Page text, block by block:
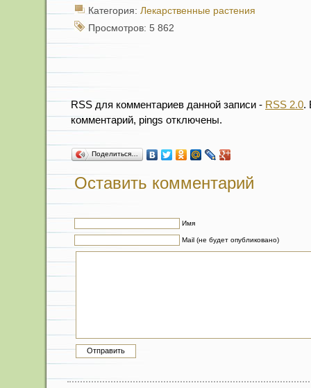
Категория: Лекарственные растения
Просмотров: 5 862
RSS для комментариев данной записи - RSS 2.0.
комментарий, pings отключены.
Поделиться…
Оставить комментарий
Имя
Mail (не будет опубликовано)